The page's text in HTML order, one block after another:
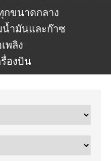
กขนาดกลาง
น้ำมันและก๊าซ
พลิง
องบิน